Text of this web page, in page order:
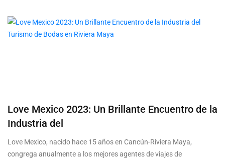
Love Mexico 2023: Un Brillante Encuentro de la
Industria del
Love Mexico, nacido hace 15 años en Cancún-Riviera Maya,
congrega anualmente a los mejores agentes de viajes de